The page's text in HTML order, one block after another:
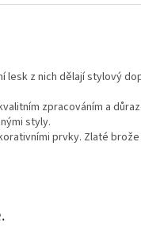
lesk z nich dělají stylový
zpracováním a
styly.
prvky. Zlaté